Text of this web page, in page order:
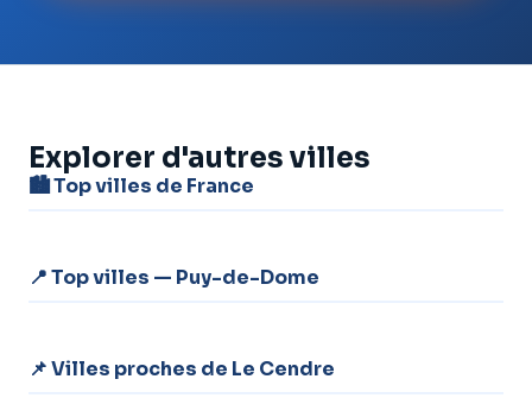
Explorer d'autres villes
🏙️ Top villes de France
📍 Top villes — Puy-de-Dome
📌 Villes proches de Le Cendre